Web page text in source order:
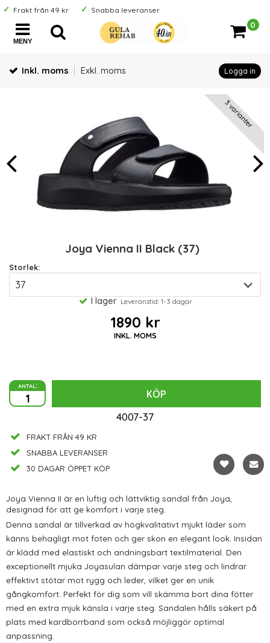
Frakt från 49 kr Snabba leveranser
MENY
0
Inkl. moms Exkl. moms Logga in
3 varianter
Joya Vienna II Black (37)
Storlek:
I lager Leveranstid: 1-3 dagar
1890 kr
INKL. MOMS
antal:
KÖP
4007-37
FRAKT FRÅN 49 KR
SNABBA LEVERANSER
30 DAGAR ÖPPET KÖP
Joya Vienna II är en luftig och lättviktig sandal från Joya,
designad för att ge komfort i varje steg.
Denna sandal är tillverkad av högkvalitativt mjukt läder som
känns behagligt mot foten och ger skon en elegant look. Insidan
är klädd med elastiskt och andningsbart textilmaterial. Den
exceptionellt mjuka Joyasulan dämpar varje steg och lindrar
effektivt stötar mot rygg och leder, vilket ger en unik
gångkomfort. Perfekt för dig som vill skämma bort dina fötter
med en extra mjuk känsla i varje steg. Sandalen hålls säkert på
plats med kardborrband som också möjliggör optimal
anpassning.